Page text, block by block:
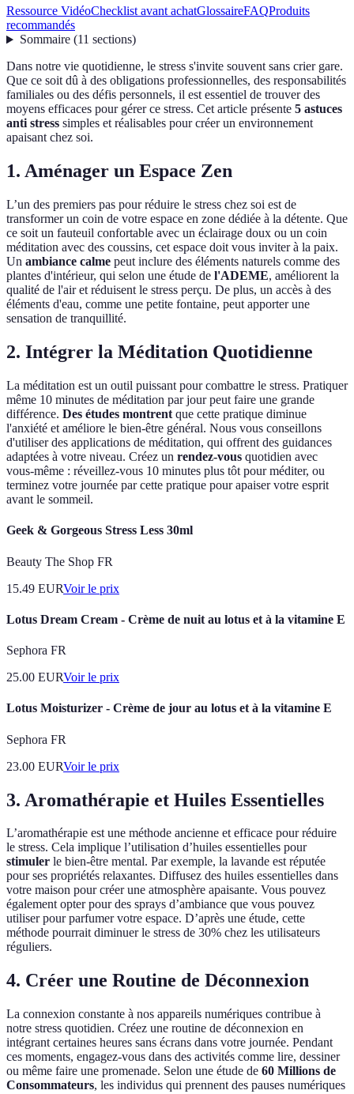
Ressource VidéoChecklist avant achatGlossaireFAQProduits
recommandés
Sommaire(11 sections)
Dans notre vie quotidienne, le stress s'invite souvent sans crier gare.
Que ce soit dû à des obligations professionnelles, des responsabilités
familiales ou des défis personnels, il est essentiel de trouver des
moyens efficaces pour gérer ce stress. Cet article présente 5 astuces
anti stress simples et réalisables pour créer un environnement
apaisant chez soi.
1. Aménager un Espace Zen
L’un des premiers pas pour réduire le stress chez soi est de
transformer un coin de votre espace en zone dédiée à la détente. Que
ce soit un fauteuil confortable avec un éclairage doux ou un coin
méditation avec des coussins, cet espace doit vous inviter à la paix.
Un ambiance calme peut inclure des éléments naturels comme des
plantes d'intérieur, qui selon une étude de l'ADEME, améliorent la
qualité de l'air et réduisent le stress perçu. De plus, un accès à des
éléments d'eau, comme une petite fontaine, peut apporter une
sensation de tranquillité.
2. Intégrer la Méditation Quotidienne
La méditation est un outil puissant pour combattre le stress. Pratiquer
même 10 minutes de méditation par jour peut faire une grande
différence. Des études montrent que cette pratique diminue
l'anxiété et améliore le bien-être général. Nous vous conseillons
d'utiliser des applications de méditation, qui offrent des guidances
adaptées à votre niveau. Créez un rendez-vous quotidien avec
vous-même : réveillez-vous 10 minutes plus tôt pour méditer, ou
terminez votre journée par cette pratique pour apaiser votre esprit
avant le sommeil.
Geek & Gorgeous Stress Less 30ml
Beauty The Shop FR
15.49 EURVoir le prix
Lotus Dream Cream - Crème de nuit au lotus et à la vitamine E
Sephora FR
25.00 EURVoir le prix
Lotus Moisturizer - Crème de jour au lotus et à la vitamine E
Sephora FR
23.00 EURVoir le prix
3. Aromathérapie et Huiles Essentielles
L’aromathérapie est une méthode ancienne et efficace pour réduire
le stress. Cela implique l’utilisation d’huiles essentielles pour
stimuler le bien-être mental. Par exemple, la lavande est réputée
pour ses propriétés relaxantes. Diffusez des huiles essentielles dans
votre maison pour créer une atmosphère apaisante. Vous pouvez
également opter pour des sprays d’ambiance que vous pouvez
utiliser pour parfumer votre espace. D’après une étude, cette
méthode pourrait diminuer le stress de 30% chez les utilisateurs
réguliers.
4. Créer une Routine de Déconnexion
La connexion constante à nos appareils numériques contribue à
notre stress quotidien. Créez une routine de déconnexion en
intégrant certaines heures sans écrans dans votre journée. Pendant
ces moments, engagez-vous dans des activités comme lire, dessiner
ou même faire une promenade. Selon une étude de 60 Millions de
Consommateurs, les individus qui prennent des pauses numériques